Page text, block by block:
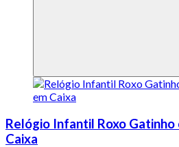
Relógio Infantil Roxo Gatinho
Caixa